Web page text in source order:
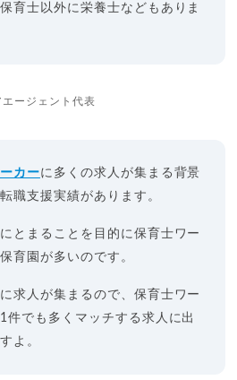
育士以外に栄養士などもありま
ージェント代表
カーに多くの求人が集まる背景
職支援実績があります。
とまることを目的に保育士ワー
育園が多いのです。
求人が集まるので、保育士ワー
件でも多くマッチする求人に出
よ。